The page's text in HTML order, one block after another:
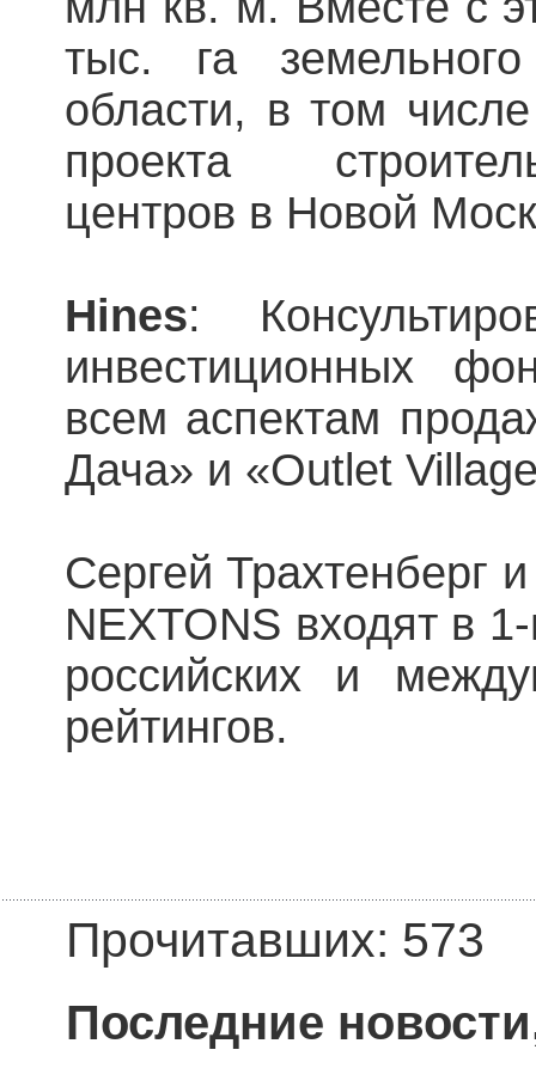
тыс. га
области, в том
проекта
центров в Новой
Hines:
инвестиционных
всем аспектам
Дача» и «Outlet
Сергей Трахтенберг
NEXTONS входят в
российских и
рейтингов.
Прочитавших: 573
Последние